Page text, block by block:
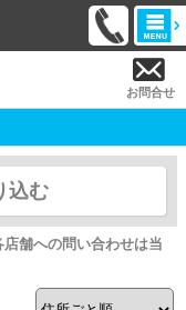
お問合せ
込む
舗への問い合わせは当